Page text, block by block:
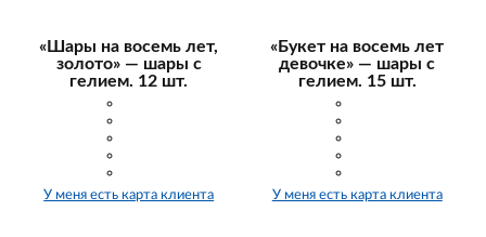
«Шары на восемь лет,
золото» — шары с
гелием. 12 шт.
У меня есть карта клиента
«Букет на восемь лет
девочке» — шары с
гелием. 15 шт.
У меня есть карта клиента